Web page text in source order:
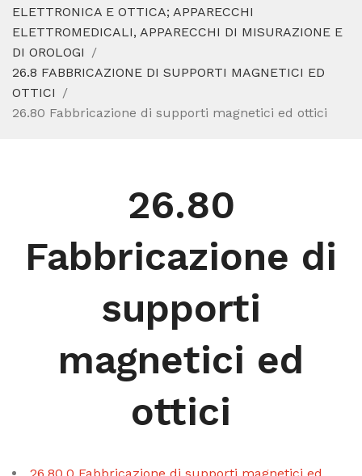
CODICE ATECO A COSA SERVE
REGIME FORFETTARIO
CODICE FISCALE
ELETTRONICA E OTTICA; APPARECCHI
ELETTROMEDICALI, APPARECCHI DI MISURAZIONE E
DI OROLOGI
26.8 FABBRICAZIONE DI SUPPORTI MAGNETICI ED
OTTICI
26.80 Fabbricazione di supporti magnetici ed ottici
26.80
Fabbricazione di
supporti
magnetici ed
ottici